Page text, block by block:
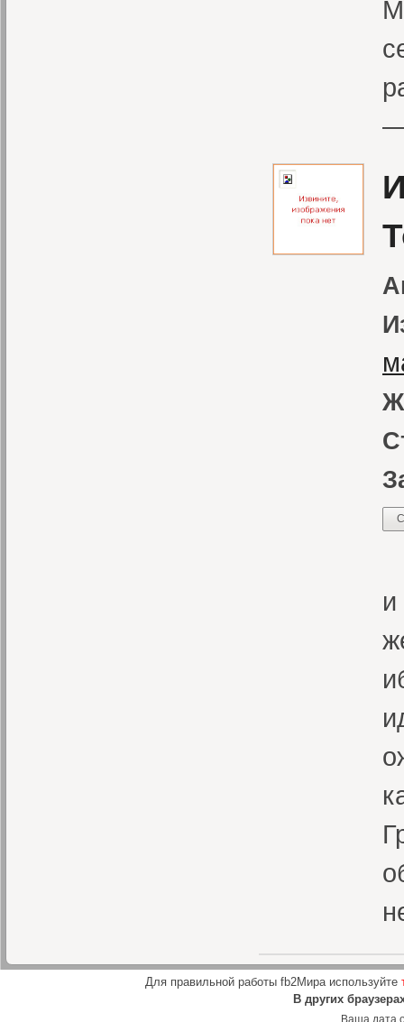
—
и
Для правильной работы fb2Мира используйте
В других
Ваша дата